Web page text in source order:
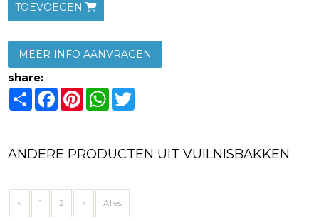
TOEVOEGEN
MEER INFO AANVRAGEN
share:
ShareFacebook
PinterestWhatsApp
ANDERE PRODUCTEN UIT VUILNISBAKKEN
< 1 2 > Alles